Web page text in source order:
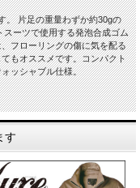
。 片足の重量わずか約30gの
ーツで使用する発泡合成ゴム
フローリングの傷に気を配る
もオススメです。コンパクト
ッシャブル仕様。
す